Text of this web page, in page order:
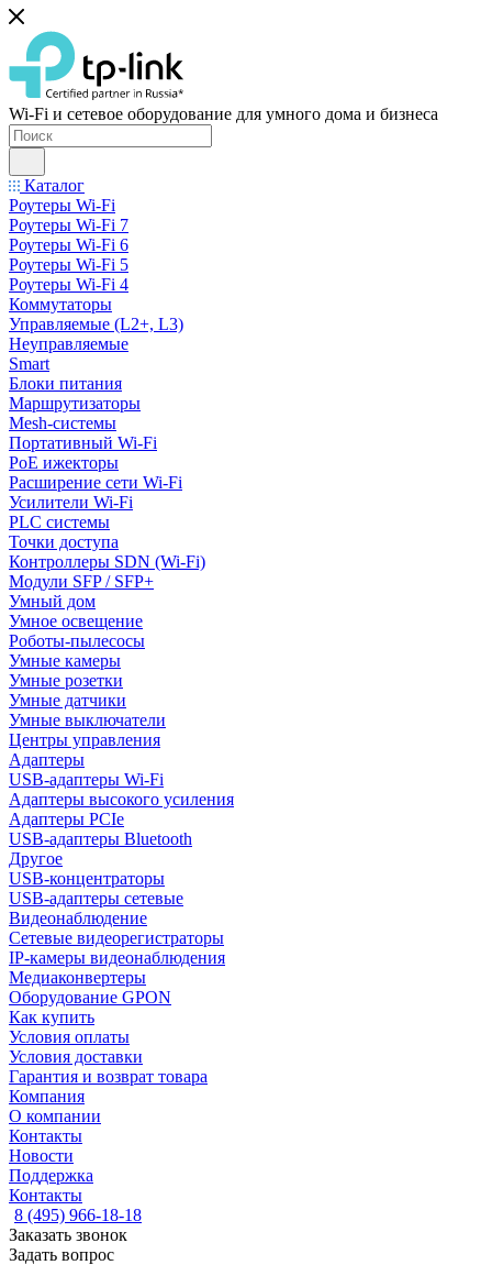
Wi-Fi и сетевое оборудование для умного дома и бизнеса
Каталог
Роутеры Wi-Fi
Роутеры Wi-Fi 7
Роутеры Wi-Fi 6
Роутеры Wi-Fi 5
Роутеры Wi-Fi 4
Коммутаторы
Управляемые (L2+, L3)
Неуправляемые
Smart
Блоки питания
Маршрутизаторы
Mesh-системы
Портативный Wi-Fi
PoE ижекторы
Расширение сети Wi‑Fi
Усилители Wi-Fi
PLC системы
Точки доступа
Контроллеры SDN (Wi-Fi)
Модули SFP / SFP+
Умный дом
Умное освещение
Роботы-пылесосы
Умные камеры
Умные розетки
Умные датчики
Умные выключатели
Центры управления
Адаптеры
USB-адаптеры Wi-Fi
Адаптеры высокого усиления
Адаптеры PCIe
USB-адаптеры Bluetooth
Другое
USB-концентраторы
USB-адаптеры сетевые
Видеонаблюдение
Сетевые видеорегистраторы
IP-камеры видеонаблюдения
Медиаконвертеры
Оборудование GPON
Как купить
Условия оплаты
Условия доставки
Гарантия и возврат товара
Компания
О компании
Контакты
Новости
Поддержка
Контакты
8 (495) 966-18-18
Заказать звонок
Задать вопрос